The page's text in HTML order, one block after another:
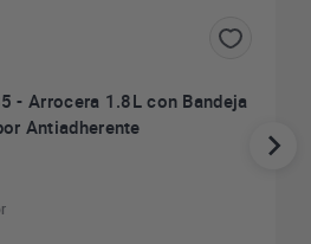
- Arrocera 1.8L con Bandeja
Antiadherente